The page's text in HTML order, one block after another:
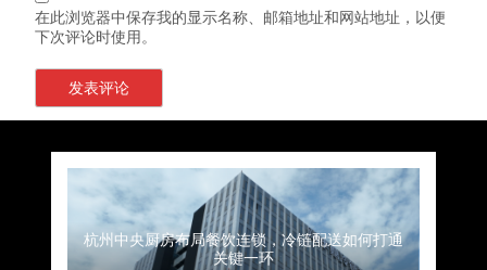
在此浏览器中保存我的显示名称、邮箱地址和网站地址，以便
下次评论时使用。
上海餐饮连锁加速，冷链配送如何破解冻品食材
流通难题？
杭州中央厨房布局餐饮连锁，冷链配送如何打通
关键一环
北京餐饮企业如何选择冷链公司？
深圳冷链物流如何护航餐饮连锁？冻品食材流通
全解析
北京餐饮仓配一体化的核心价值与落地实践解析
武汉冻品配送三要素：控温、时效、低成本如何
兼得？
重庆冷链布局解冻食材运输密码，餐饮连锁如何
稳控品质？